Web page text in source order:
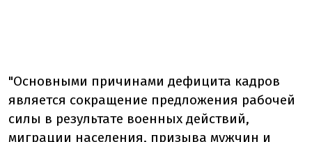
"Основными причинами дефицита кадров
является сокращение предложения рабочей
силы в результате военных действий,
миграции населения, призыва мужчин и